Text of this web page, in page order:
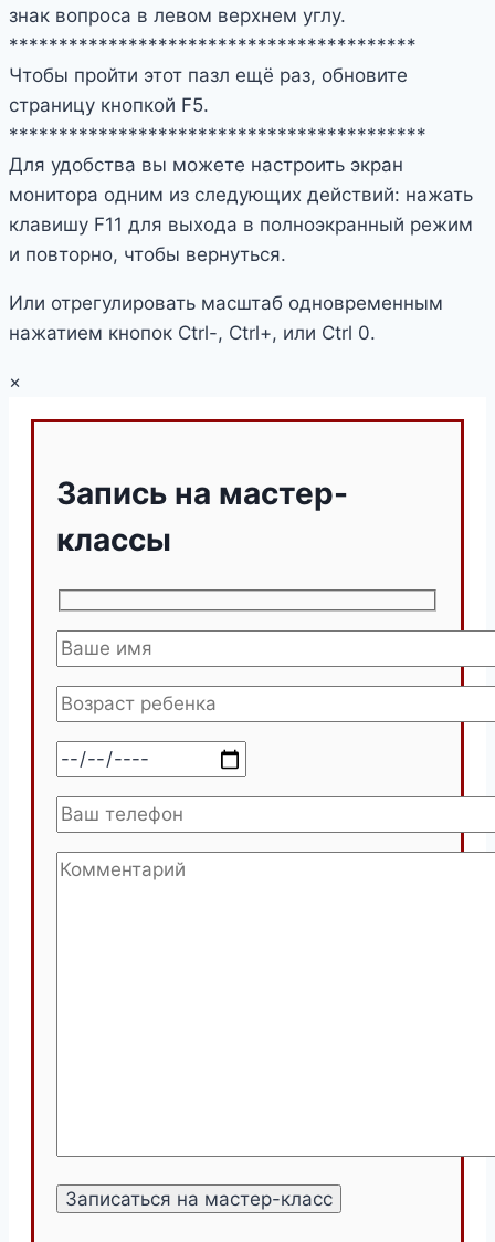
знак вопроса в левом верхнем углу.
*****************************************
Чтобы пройти этот пазл ещё раз, обновите
страницу кнопкой F5.
******************************************
Для удобства вы можете настроить экран
монитора одним из следующих действий: нажать
клавишу F11 для выхода в полноэкранный режим
и повторно, чтобы вернуться.
Или отрегулировать масштаб одновременным
нажатием кнопок Ctrl-, Ctrl+, или Ctrl 0.
×
Запись на мастер-
классы